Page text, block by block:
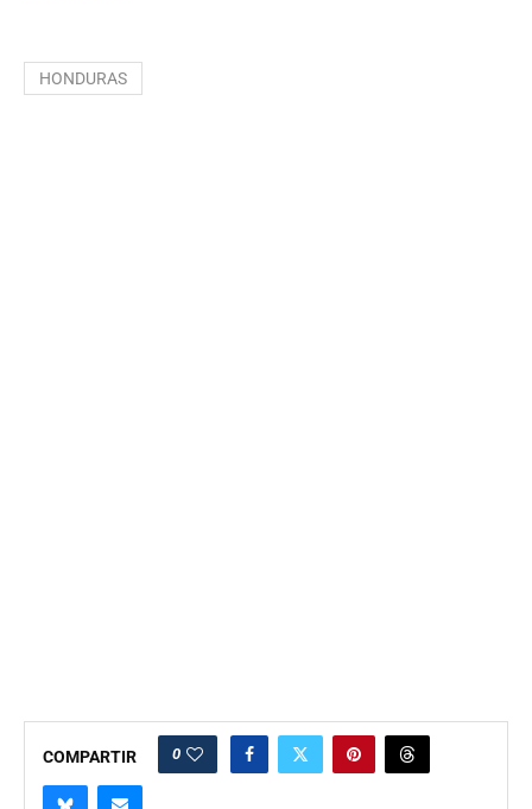
HONDURAS
COMPARTIR 0